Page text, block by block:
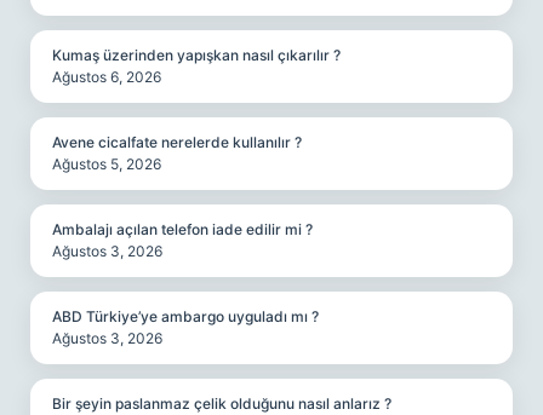
Kumaş üzerinden yapışkan nasıl çıkarılır ?
Ağustos 6, 2026
Avene cicalfate nerelerde kullanılır ?
Ağustos 5, 2026
Ambalajı açılan telefon iade edilir mi ?
Ağustos 3, 2026
ABD Türkiye’ye ambargo uyguladı mı ?
Ağustos 3, 2026
Bir şeyin paslanmaz çelik olduğunu nasıl anlarız ?